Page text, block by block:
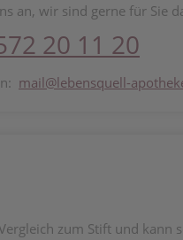
an, wir sind gerne für Sie
20 11 20
mail@lebensquell-
zum Stift und kann